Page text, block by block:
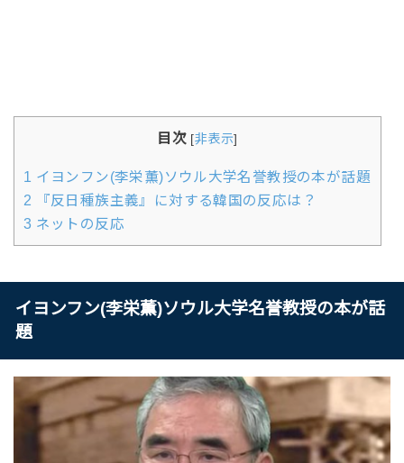
目次 [非表示]
1 イヨンフン(李栄薫)ソウル大学名誉教授の本が話題
2 『反日種族主義』に対する韓国の反応は？
3 ネットの反応
イヨンフン(李栄薫)ソウル大学名誉教授の本が話
題